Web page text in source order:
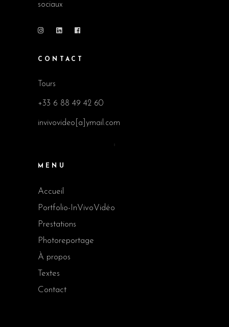
sociaux
CONTACT
Tours
+33 6 88 49 42 60
invivovideo[a]ymail.com
MENU
Accueil
Portfolio-InVivoVidéo
Prestations
Photoreportage
À propos
Textes
Contact